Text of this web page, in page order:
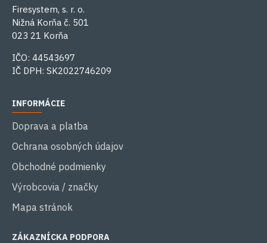
Firesystem, s. r. o.
Nižná Korňa č. 501
023 21 Korňa
IČO: 44543697
IČ DPH: SK2022746209
INFORMÁCIE
Doprava a platba
Ochrana osobných údajov
Obchodné podmienky
Výrobcovia / značky
Mapa stránok
ZÁKAZNÍCKA PODPORA